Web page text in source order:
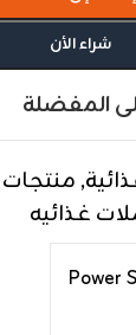
شراء الأن
المفضلة
, منتجات
غذائيه
Power